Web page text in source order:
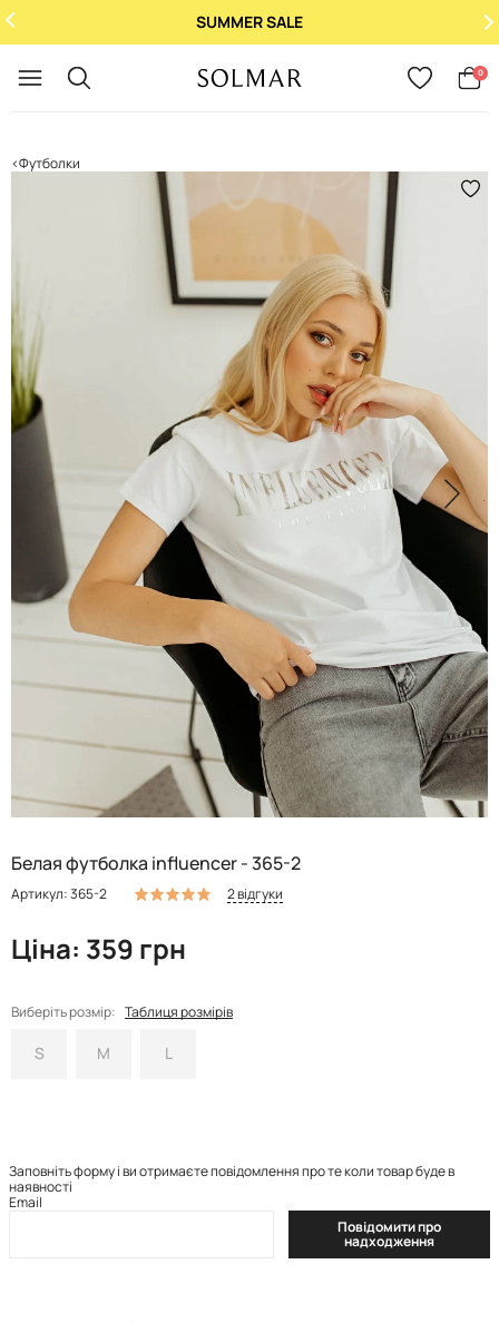
SUMMER SALE
0
Футболки
Белая футболка influencer - 365-2
Артикул: 365-2 2 відгуки
Ціна: 359 грн
Виберіть розмір: Таблиця розмірів
S M L
Заповніть форму і ви отримаєте повідомлення про те коли товар буде в
наявності
Email
Повідомити про
надходження